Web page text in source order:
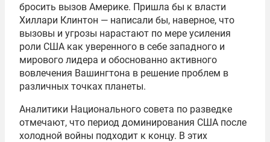
бросить вызов Америке. Пришла бы к власти
Хиллари Клинтон — написали бы, наверное, что
вызовы и угрозы нарастают по мере усиления
роли США как уверенного в себе западного и
мирового лидера и обоснованно активного
вовлечения Вашингтона в решение проблем в
различных точках планеты.
Аналитики Национального совета по разведке
отмечают, что период доминирования США после
холодной войны подходит к концу. В этих